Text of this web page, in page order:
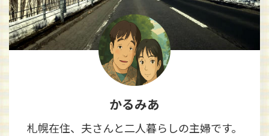
かるみあ
札幌在住、夫さんと二人暮らしの主婦です。